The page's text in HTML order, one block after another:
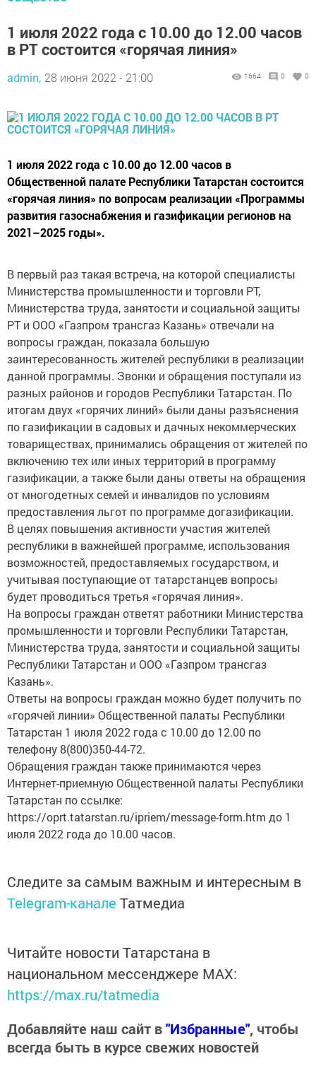
1 июля 2022 года с 10.00 до 12.00 часов
в РТ состоится «горячая линия»
admin, 28 июня 2022 - 21:00 1664 0 0
1 июля 2022 года с 10.00 до 12.00 часов в
Общественной палате Республики Татарстан состоится
«горячая линия» по вопросам реализации «Программы
развития газоснабжения и газификации регионов на
2021–2025 годы».
В первый раз такая встреча, на которой специалисты
Министерства промышленности и торговли РТ,
Министерства труда, занятости и социальной защиты
РТ и ООО «Газпром трансгаз Казань» отвечали на
вопросы граждан, показала большую
заинтересованность жителей республики в реализации
данной программы. Звонки и обращения поступали из
разных районов и городов Республики Татарстан. По
итогам двух «горячих линий» были даны разъяснения
по газификации в садовых и дачных некоммерческих
товариществах, принимались обращения от жителей по
включению тех или иных территорий в программу
газификации, а также были даны ответы на обращения
от многодетных семей и инвалидов по условиям
предоставления льгот по программе догазификации.
В целях повышения активности участия жителей
республики в важнейшей программе, использования
возможностей, предоставляемых государством, и
учитывая поступающие от татарстанцев вопросы
будет проводиться третья «горячая линия».
На вопросы граждан ответят работники Министерства
промышленности и торговли Республики Татарстан,
Министерства труда, занятости и социальной защиты
Республики Татарстан и ООО «Газпром трансгаз
Казань».
Ответы на вопросы граждан можно будет получить по
«горячей линии» Общественной палаты Республики
Татарстан 1 июля 2022 года с 10.00 до 12.00 по
телефону 8(800)350-44-72.
Обращения граждан также принимаются через
Интернет-приемную Общественной палаты Республики
Татарстан по ссылке:
https://oprt.tatarstan.ru/ipriem/message-form.htm до 1
июля 2022 года до 10.00 часов.
Следите за самым важным и интересным в
Telegram-канале Татмедиа
Читайте новости Татарстана в
национальном мессенджере MАХ:
https://max.ru/tatmedia
Добавляйте наш сайт в"Избранные", чтобы
всегда быть в курсе свежих новостей